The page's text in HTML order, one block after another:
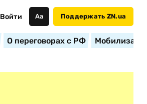
Войти Аа Поддержать ZN.ua
О переговорах с РФ